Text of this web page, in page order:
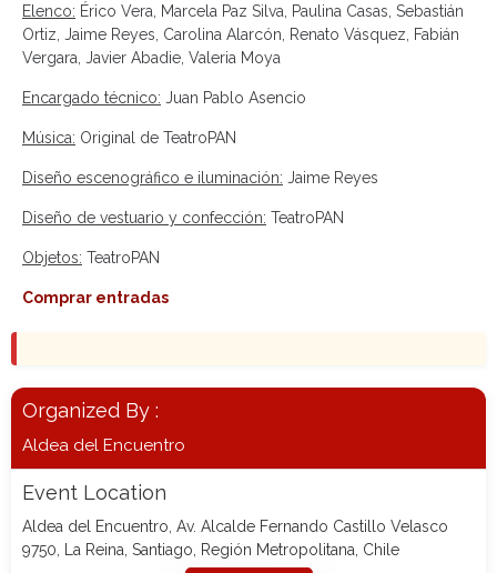
Elenco: Érico Vera, Marcela Paz Silva, Paulina Casas, Sebastián
Ortiz, Jaime Reyes, Carolina Alarcón, Renato Vásquez, Fabián
Vergara, Javier Abadie, Valeria Moya
Encargado técnico: Juan Pablo Asencio
Música: Original de TeatroPAN
Diseño escenográfico e iluminación: Jaime Reyes
Diseño de vestuario y confección: TeatroPAN
Objetos: TeatroPAN
Comprar entradas
Organized By :
Aldea del Encuentro
Event Location
Aldea del Encuentro, Av. Alcalde Fernando Castillo Velasco
9750, La Reina, Santiago, Región Metropolitana, Chile